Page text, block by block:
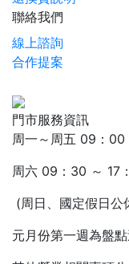
聯絡我們
線上諮詢
合作提案
門市服務資訊
周一～周五 09：00
周六 09：30 ～ 17
(周日、國定假日公
元月份第一週為盤